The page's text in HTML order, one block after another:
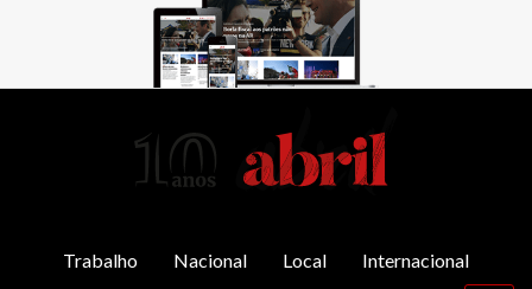
Trabalho Nacional Local Internacional